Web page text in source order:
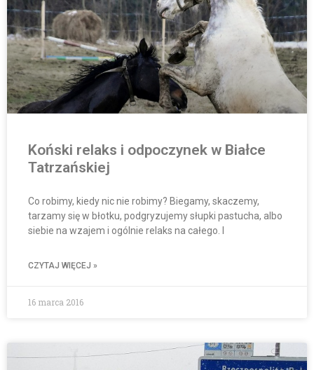
Koński relaks i odpoczynek w Białce
Tatrzańskiej
Co robimy, kiedy nic nie robimy? Biegamy, skaczemy,
tarzamy się w błotku, podgryzujemy słupki pastucha, albo
siebie na wzajem i ogólnie relaks na całego. I
CZYTAJ WIĘCEJ »
16 marca 2016